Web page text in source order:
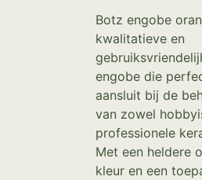
Botz engobe
kwalitatieve en
engobe die
aansluit bij de
van zowel
professionele
Met een heldere
kleur en een